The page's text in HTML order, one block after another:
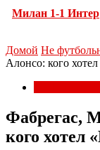
Милан 1-1 Интер
Домой Не
Алонсо: кого
Фабрегас,
кого хотел